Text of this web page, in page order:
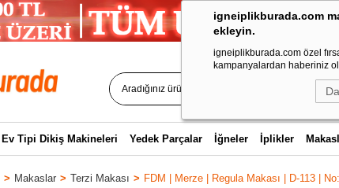
igneiplikburada.com
ekleyin.
igneiplikburada.com özel
kampanyalardan haberiniz
Ev Tipi Dikiş Makineleri Yedek Parçalar İğneler İplikler
Makaslar Terzi Makası FDM | Merze | Regula Makası | D-113 |